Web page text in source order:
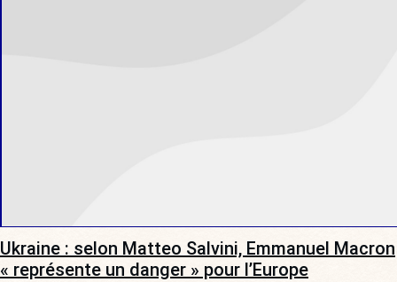
Ukraine : selon Matteo Salvini, Emmanuel Macron
« représente un danger » pour l’Europe